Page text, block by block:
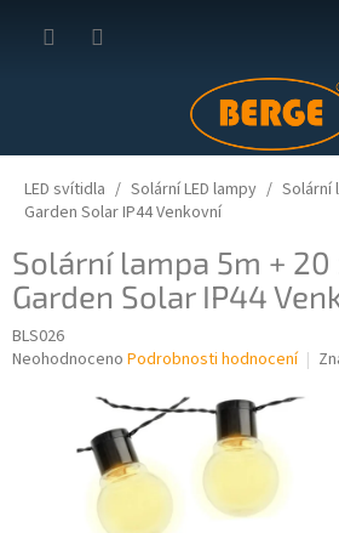
LED svítidla Solární LED lampy
Solární
Garden Solar IP44 Venkovní
Solární lampa 5m +
Garden Solar IP44
BLS026
Průměrné
Neohodnoceno Podrobnosti hodnocení